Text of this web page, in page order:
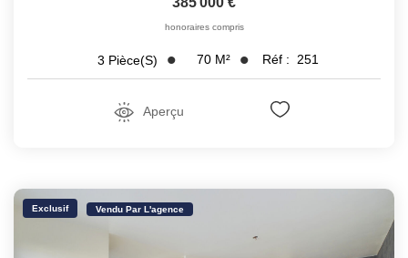
honoraires compris
3 Pièce(s) 70 M² Réf : 251
Aperçu
Exclusif Vendu Par L'agence